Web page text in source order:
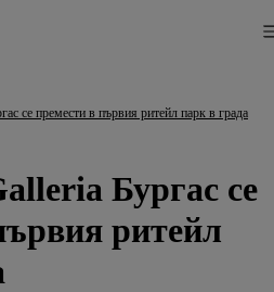
се премести в първия ритейл парк в града
Бургас се
ритейл